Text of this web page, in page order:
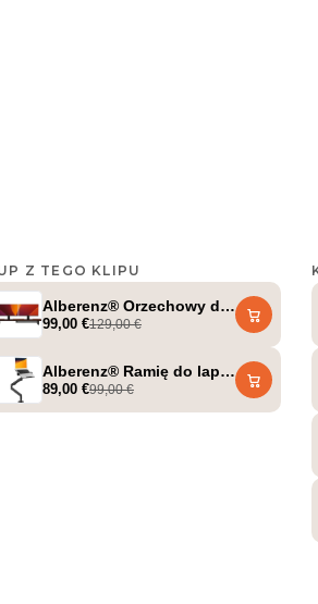
włoskiego + ładowarka MagSafe +
@setup_dad
Z TEGO KLIPU
Alberenz® Orzechowy drewniany
99,00 €129,00 €
Alberenz® Ramię do laptopa z
89,00 €99,00 €